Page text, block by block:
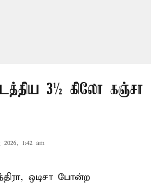
3½ கிலோ கஞ்சா
2026, 1:42 am
ஒடிசா போன்ற